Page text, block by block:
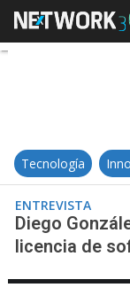
Tecnología
ENTREVISTA
Diego
licencia de